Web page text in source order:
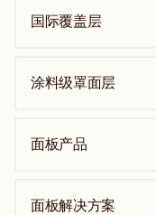
国际覆盖层
涂料级罩面层
面板产品
面板解决方案